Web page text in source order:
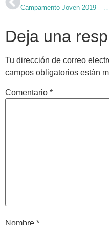
Deja una
Tu dirección de correo
campos obligatorios están
Comentario *